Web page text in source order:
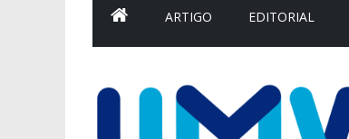
ARTIGO EDITORIAL